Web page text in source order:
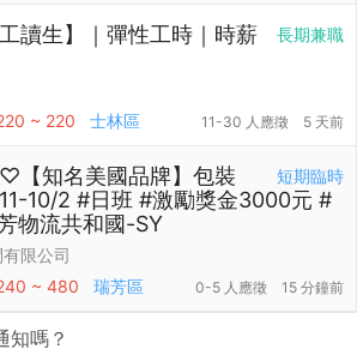
長期兼職
工讀生】｜彈性工時｜時薪
~ 220 士林區 11-30 人應徵 5 天前
短期臨時
知名美國品牌】包裝
10/2 #日班 #激勵獎金3000元 #
物流共和國-SY
限公司
~ 480 瑞芳區 0-5 人應徵 15 分鐘前
知嗎？